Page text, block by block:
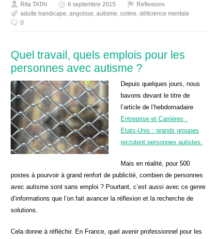
Rita TATAI 6 septembre 2015
Reflexions
adulte handicape,angoisse,autisme,colère,déficience mentale
0
Quel travail, quels emplois pour les
personnes avec autisme ?
Depuis quelques jours, nous
bavons devant le titre de
l’article de l’hebdomadaire
Entreprise et Carrières :
Etats-Unis : grands groupes
recrutent personnes autistes.
Mais en réalité, pour 500
postes à pourvoir à grand renfort de publicité, combien de personnes
avec autisme sont sans emploi ? Pourtant, c’est aussi avec ce genre
d’informations que l’on fait avancer la réflexion et la recherche de
solutions.
Cela donne à réfléchir. En France, quel avenir professionnel pour les